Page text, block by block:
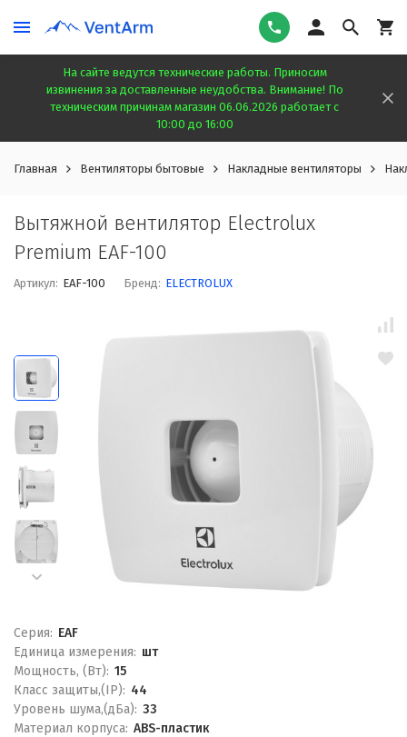
На сайте ведутся технические работы. Приносим
извинения за доставленные неудобства. Внимание! По
техническим причинам магазин 06.06.2026 работает с
10:00 до 16:00
Главная Вентиляторы бытовые Накладные вентиляторы
Вытяжной вентилятор Electrolux
Premium EAF-100
Артикул: EAF-100 Бренд: ELECTROLUX
Серия: EAF
Единица измерения: шт
Мощность, (Вт): 15
Класс защиты,(IP): 44
Уровень шума,(дБа): 33
Материал корпуса: ABS-пластик